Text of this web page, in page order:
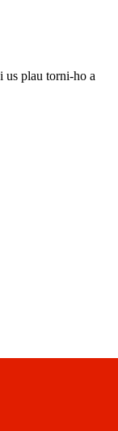
us plau torni-ho a